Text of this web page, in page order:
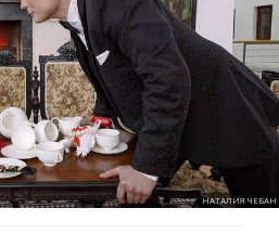
НАТАЛИЯ ЧЕБАН